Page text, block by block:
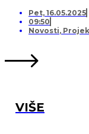
OPREMANJA
MARINA, PO
Pet, 16.05.2025
09:50
Novosti,
VIŠE